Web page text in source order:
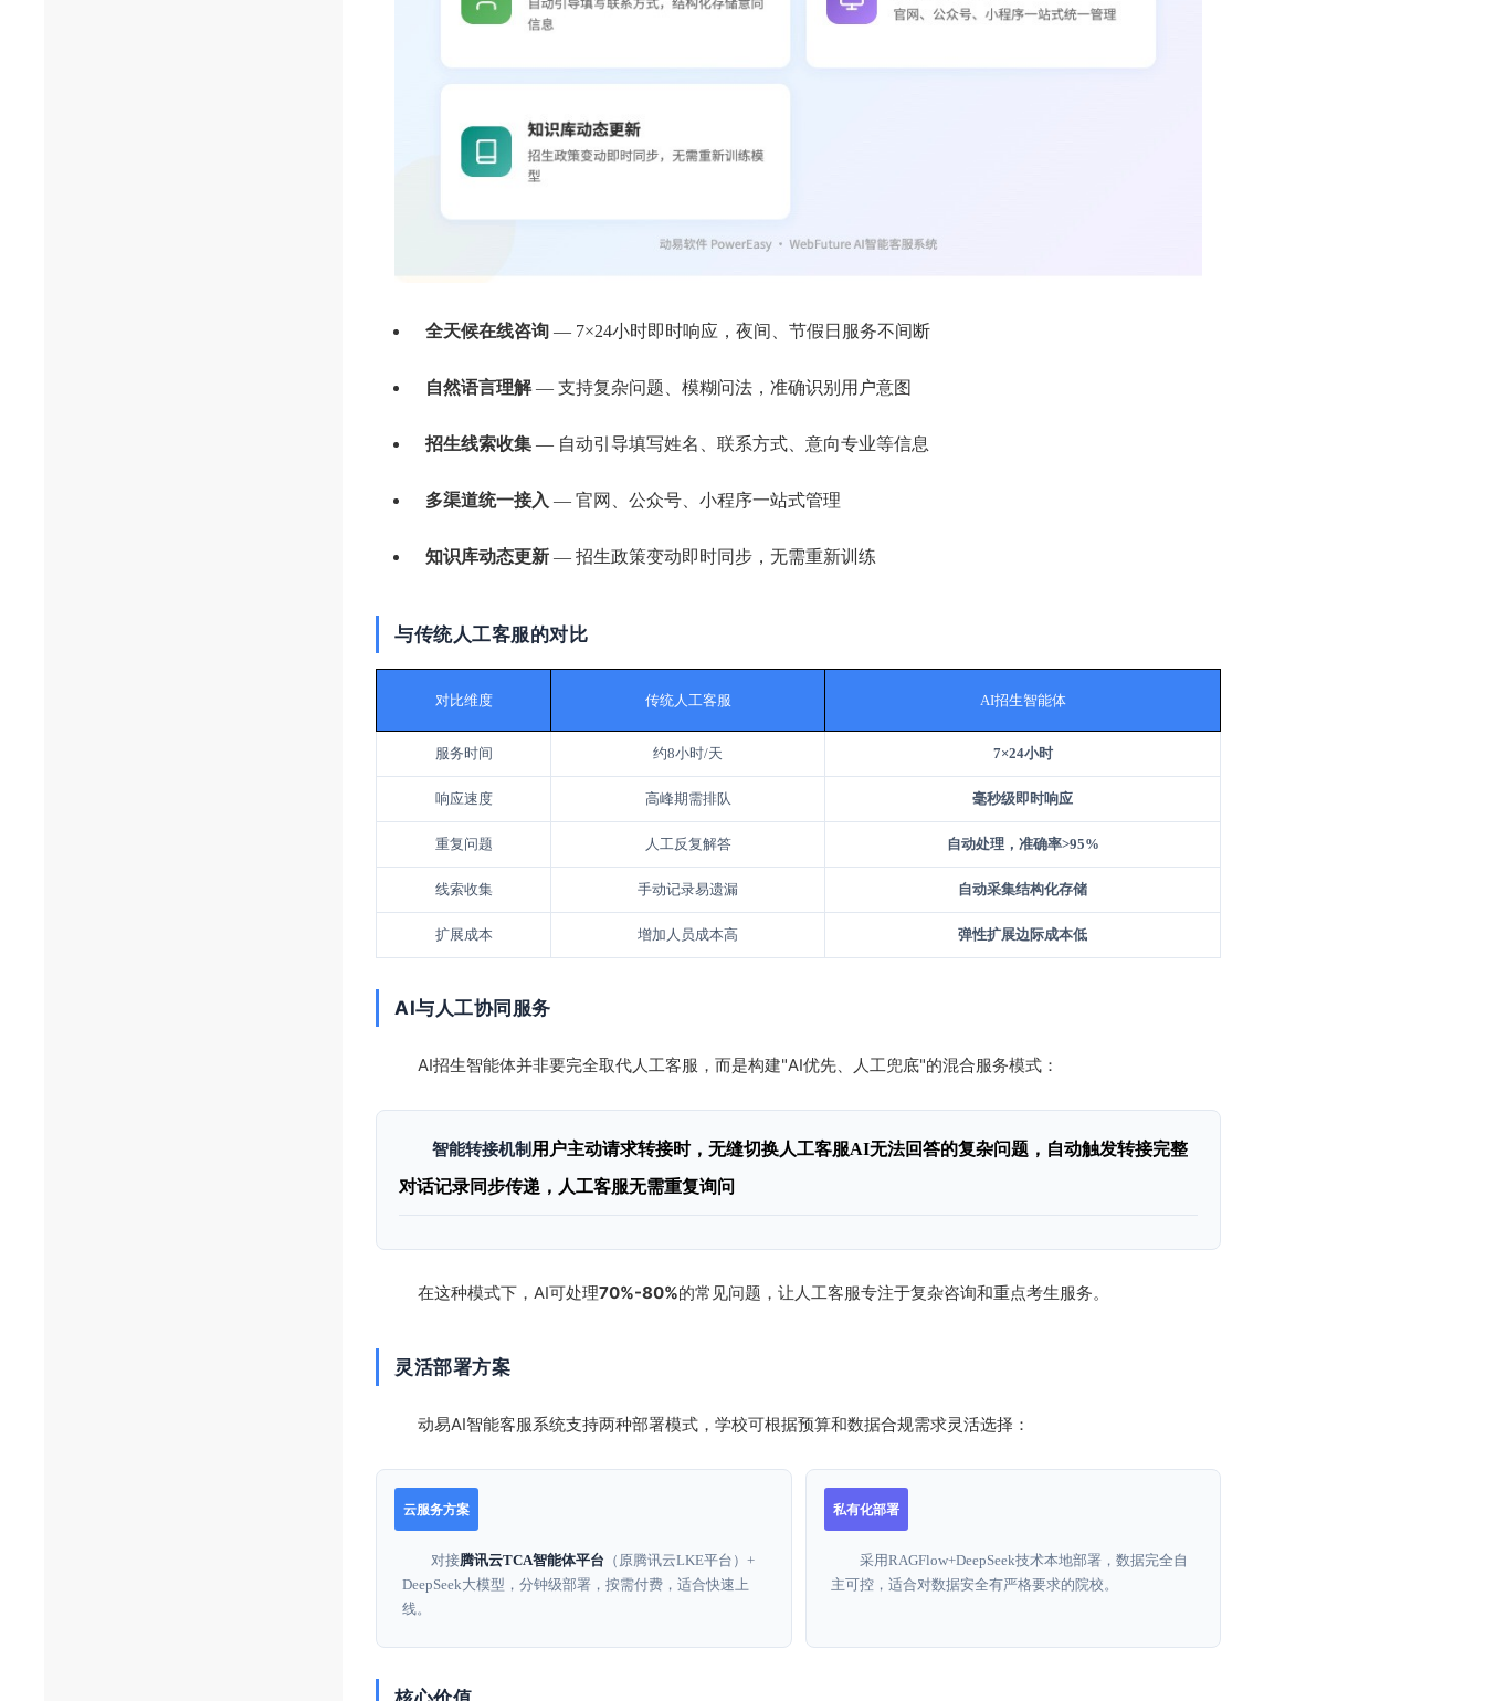
全天候在线咨询 — 7×24小时即时响应，夜间、节假日服务不间断
自然语言理解— 支持复杂问题、模糊问法，准确识别用户意图
招生线索收集 — 自动引导填写姓名、联系方式、意向专业等信息
多渠道统一接入 — 官网、公众号、小程序一站式管理
知识库动态更新 — 招生政策变动即时同步，无需重新训练
与传统人工客服的对比
对比维度 传统人工客服 AI招生智能体
服务时间 约8小时/天 7×24小时
响应速度 高峰期需排队 毫秒级即时响应
重复问题 人工反复解答 自动处理，准确率>95%
线索收集 手动记录易遗漏 自动采集结构化存储
扩展成本 增加人员成本高 弹性扩展边际成本低
AI与人工协同服务
AI招生智能体并非要完全取代人工客服，而是构建"AI优先、人工兜底"的混合服务模式：
智能转接机制 用户主动请求转接时，无缝切换人工客服AI无法回答的复杂问题，自动触发转接完整
对话记录同步传递，人工客服无需重复询问
在这种模式下，AI可处理70%-80%的常见问题，让人工客服专注于复杂咨询和重点考生服务。
灵活部署方案
动易AI智能客服系统支持两种部署模式，学校可根据预算和数据合规需求灵活选择：
云服务方案
对接腾讯云TCA智能体平台 （原腾讯云LKE平台）+
DeepSeek大模型，分钟级部署，按需付费，适合快速上
线。
私有化部署
采用RAGFlow+DeepSeek技术本地部署，数据完全自
主可控，适合对数据安全有严格要求的院校。